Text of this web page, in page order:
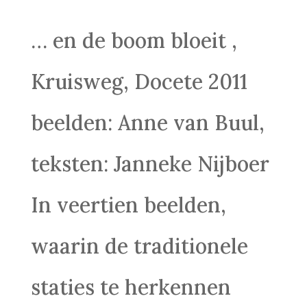
… en de boom bloeit ,
Kruisweg, Docete 2011
beelden: Anne van Buul,
teksten: Janneke Nijboer
In veertien beelden,
waarin de traditionele
staties te herkennen